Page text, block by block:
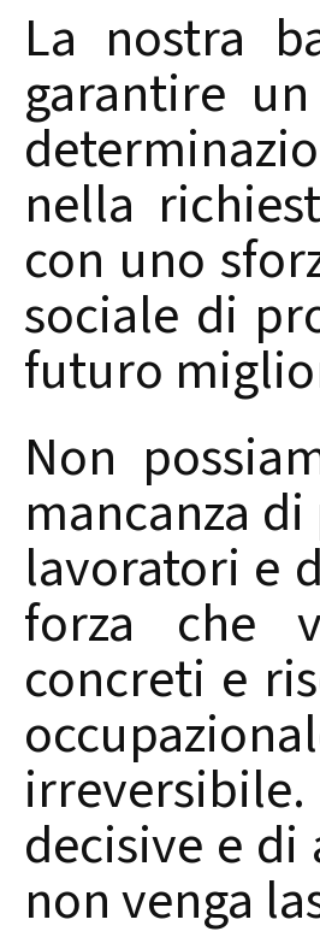
La nostra
garantire
nella
con uno
sociale di
futuro
Non
mancanza
lavoratori e
forza che
concreti e
decisive e
non venga